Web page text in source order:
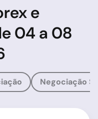
e
04 a 08
Negociação